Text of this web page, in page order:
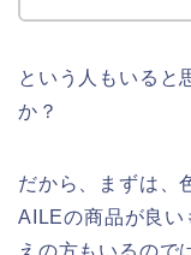
という人もいると
か？
だから、まずは、
AILEの商品が良い
えの方もいるので